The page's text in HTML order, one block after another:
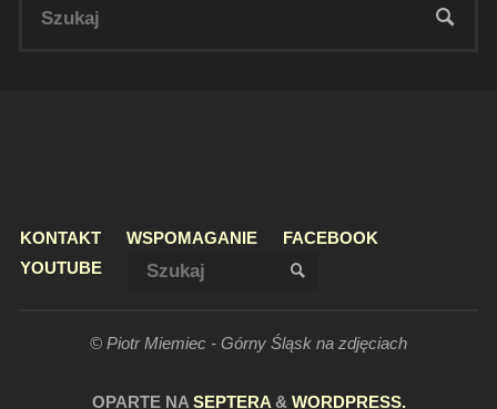
KONTAKT WSPOMAGANIE
FACEBOOK
YOUTUBE
SZUKAJ
© Piotr Miemiec - Górny Śląsk na zdjęciach
OPARTE NASEPTERA& WORDPRESS.